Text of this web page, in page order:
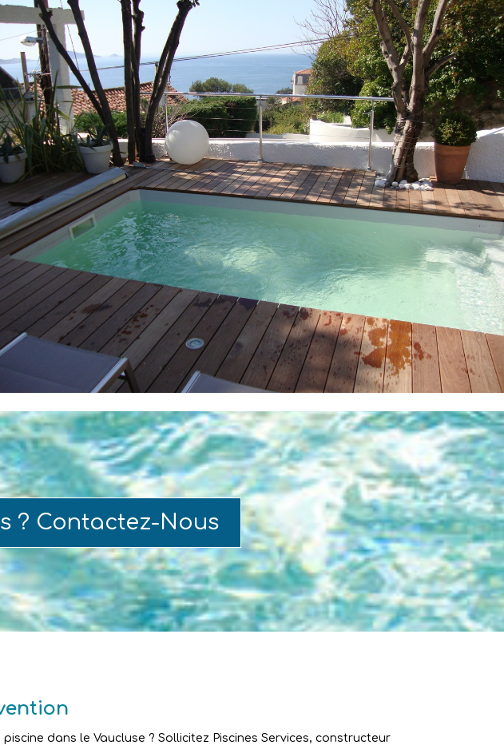
? Contactez-Nous
dans le Vaucluse ? Sollicitez Piscines Services, constructeur